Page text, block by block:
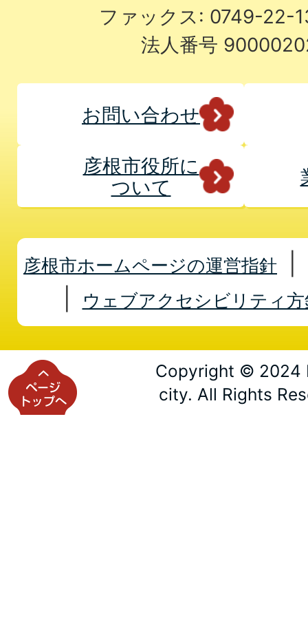
ファックス: 0749-22-
法人番号
お問い合わせ
彦根市役所に
ついて
彦根市ホームページの運営指針
ウェブアクセシビリティ方
Copyright © 2024
city. All Rights